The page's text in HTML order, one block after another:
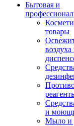
Бытовая и
товары
воздуха
и
Мыло и